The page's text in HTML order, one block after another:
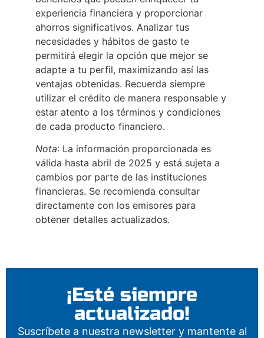
experiencia financiera y proporcionar
ahorros significativos. Analizar tus
necesidades y hábitos de gasto te
permitirá elegir la opción que mejor se
adapte a tu perfil, maximizando así las
ventajas obtenidas. Recuerda siempre
utilizar el crédito de manera responsable y
estar atento a los términos y condiciones
de cada producto financiero.
Nota: La información proporcionada es
válida hasta abril de 2025 y está sujeta a
cambios por parte de las instituciones
financieras. Se recomienda consultar
directamente con los emisores para
obtener detalles actualizados.
¡Esté siempre
actualizado!
Suscríbete a nuestra newsletter y mantente al